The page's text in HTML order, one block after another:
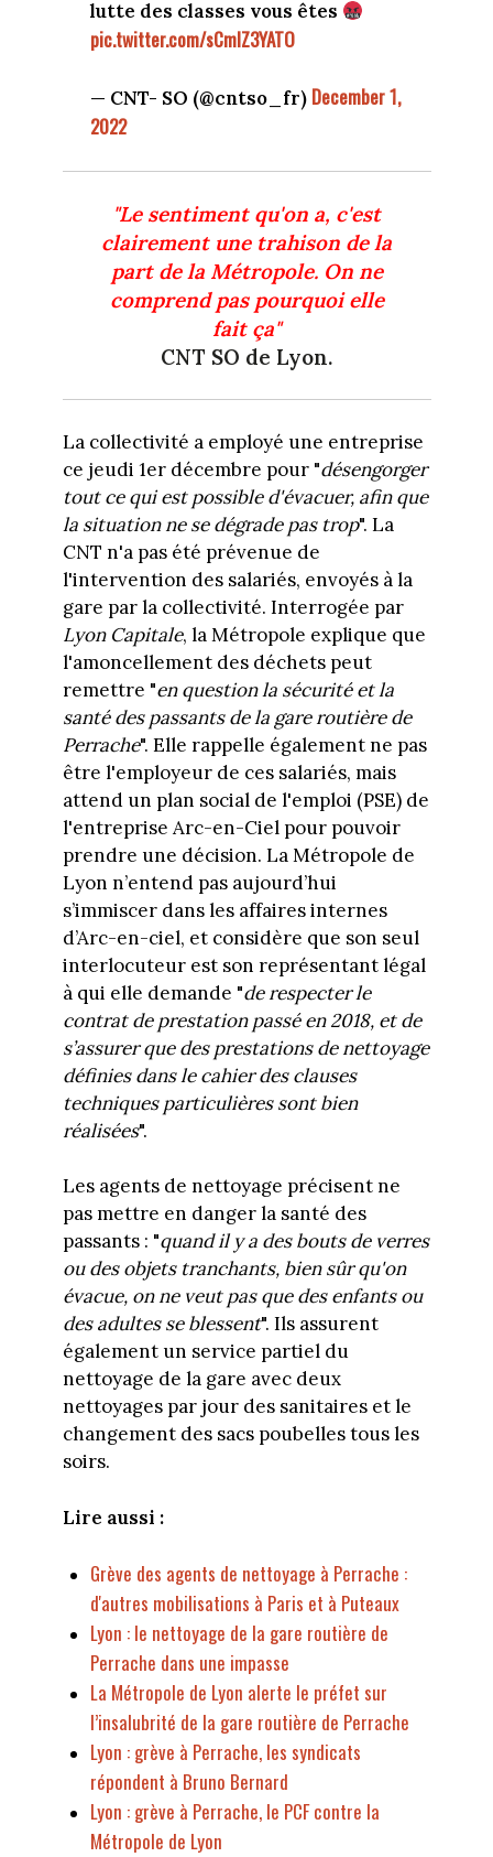
lutte des classes vous êtes
pic.twitter.com/sCmlZ3YATO
— CNT- SO (@cntso_fr) December 1,
2022
"Le sentiment qu'on a, c'est
clairement une trahison de la
part de la Métropole. On ne
comprend pas pourquoi elle
fait ça"
CNT SO de Lyon.
La collectivité a employé une entreprise
ce jeudi 1er décembre pour "désengorger
tout ce qui est possible d'évacuer, afin que
la situation ne se dégrade pas trop". La
CNT n'a pas été prévenue de
l'intervention des salariés, envoyés à la
gare par la collectivité. Interrogée par
Lyon Capitale, la Métropole explique que
l'amoncellement des déchets peut
remettre "en question la sécurité et la
santé des passants de la gare routière de
Perrache". Elle rappelle également ne pas
être l'employeur de ces salariés, mais
attend un plan social de l'emploi (PSE) de
l'entreprise Arc-en-Ciel pour pouvoir
prendre une décision. La Métropole de
Lyon n’entend pas aujourd’hui
s’immiscer dans les affaires internes
d’Arc-en-ciel, et considère que son seul
interlocuteur est son représentant légal
à qui elle demande "de respecter le
contrat de prestation passé en 2018, et de
s’assurer que des prestations de nettoyage
définies dans le cahier des clauses
techniques particulières sont bien
réalisées".
Les agents de nettoyage précisent ne
pas mettre en danger la santé des
passants : "quand il y a des bouts de verres
ou des objets tranchants, bien sûr qu'on
évacue, on ne veut pas que des enfants ou
des adultes se blessent". Ils assurent
également un service partiel du
nettoyage de la gare avec deux
nettoyages par jour des sanitaires et le
changement des sacs poubelles tous les
soirs.
Lire aussi :
Grève des agents de nettoyage à Perrache :
d'autres mobilisations à Paris et à Puteaux
Lyon : le nettoyage de la gare routière de
Perrache dans une impasse
La Métropole de Lyon alerte le préfet sur
l’insalubrité de la gare routière de Perrache
Lyon : grève à Perrache, les syndicats
répondent à Bruno Bernard
Lyon : grève à Perrache, le PCF contre la
Métropole de Lyon